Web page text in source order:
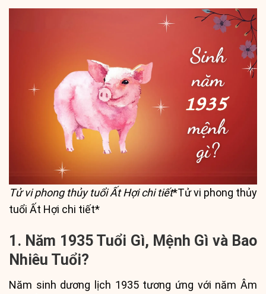
Tử vi phong thủy tuổi Ất Hợi chi tiết*Tử vi phong thủy
tuổi Ất Hợi chi tiết*
1. Năm 1935 Tuổi Gì, Mệnh Gì và Bao
Nhiêu Tuổi?
Năm sinh dương lịch 1935 tương ứng với năm Âm